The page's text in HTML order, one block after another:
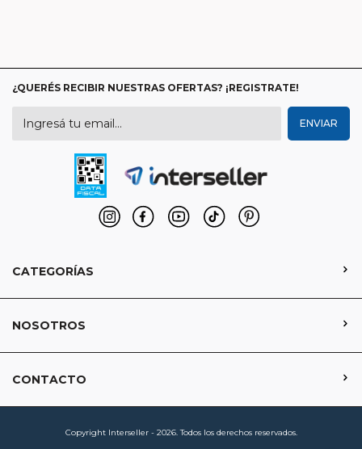
¿QUERÉS RECIBIR NUESTRAS OFERTAS? ¡REGISTRATE!
CATEGORÍAS
NOSOTROS
CONTACTO
Copyright Interseller - 2026. Todos los derechos reservados.